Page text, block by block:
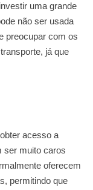
uma grande
não ser usada
preocupar com os
já que
acesso a
ser muito caros
oferecem
permitindo que